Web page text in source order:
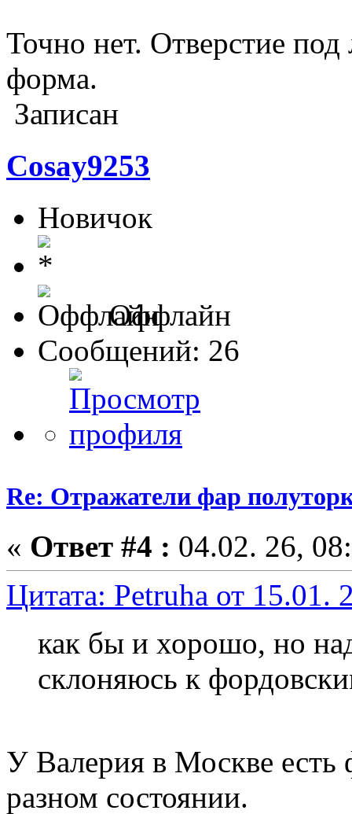
Точно нет. Отверстие
форма.
Записан
Cosay9253
Новичок
Оффлайн
Сообщений: 26
Re: Отражатели фар
« Ответ #4 : 04.02. 26,
Цитата: Petruha от 15.01.
как бы и хорошо, но
склоняюсь к
У Валерия в Москве есть
разном состоянии.